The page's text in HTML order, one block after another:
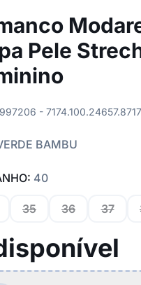
Pele
-
BAMBU
40
35 36 37